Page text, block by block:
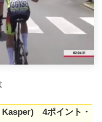
4ポイント・